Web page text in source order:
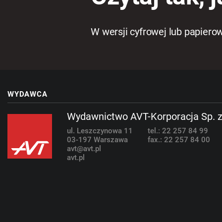
W wersji cyfrowej lub
WYDAWCA
Wydawnictwo AVT-Korporacja Sp.
ul. Leszczynowa 11
03-197 Warszawa
tel.: 22 257 84 99
fax.: 22 257 84 00
avt@avt.pl
avt.pl